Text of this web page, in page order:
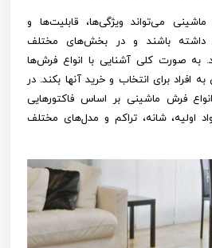
می‌تواند ویژگی‌ها، قابلیت‌ها و
داشته باشند و در بخش‌های مختلف
به صورت کلی آشنایی با انواع فرش‌ها
افراد برای انتخاب و خرید آنها بکند. در
فرش ماشینی بر اساس فاکتورهایی
اولیه، شانه، تراکم و مدل‌های مختلف